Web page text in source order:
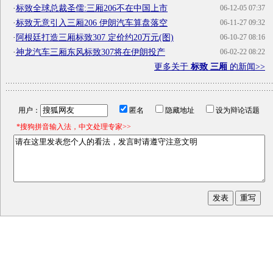
06-12-05 07:37
·标致全球总裁圣儒:三厢206不在中国上市
06-11-27 09:32
·标致无意引入三厢206 伊朗汽车算盘落空
06-10-27 08:16
· 阿根廷打造三厢标致307 定价约20万元(图)
06-02-22 08:22
·神龙汽车三厢东风标致307将在伊朗投产
更多关于 标致 三厢 的新闻>>
用户： 匿名 隐藏地址
设为辩论话题
*搜狗拼音输入法，中文处理专家>>